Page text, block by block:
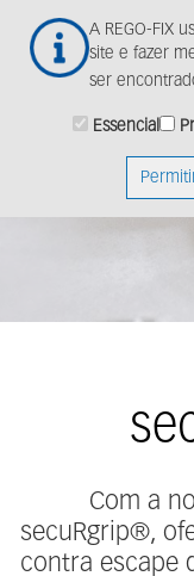
A REGO-FIX
site e fazer
ser
Essencial
para
Com a
secuRgrip®,
contra escape